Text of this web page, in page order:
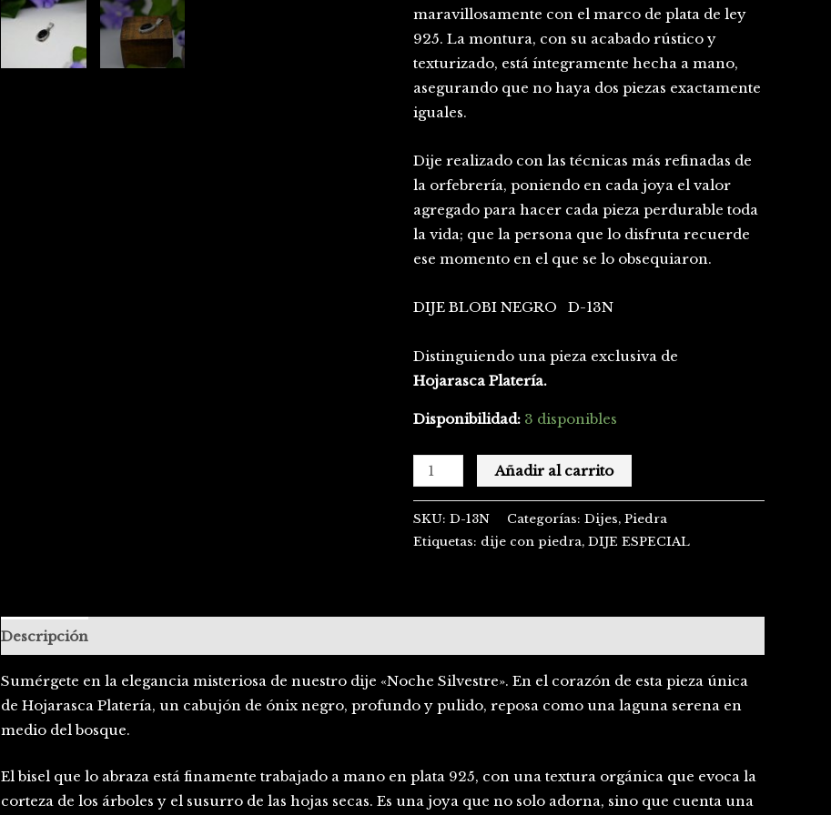
maravillosamente con el marco de plata de ley
925. La montura, con su acabado rústico y
texturizado, está íntegramente hecha a mano,
asegurando que no haya dos piezas exactamente
iguales.
Dije realizado con las técnicas más refinadas de
la orfebrería, poniendo en cada joya el valor
agregado para hacer cada pieza perdurable toda
la vida; que la persona que lo disfruta recuerde
ese momento en el que se lo obsequiaron.
DIJE BLOBI NEGRO D-13N
Distinguiendo una pieza exclusiva de
Hojarasca Platería.
Disponibilidad: 3 disponibles
Añadir al carrito
SKU:D-13N Categorías:Dijes,Piedra
Etiquetas: dije con piedra,DIJE ESPECIAL
Descripción
Sumérgete en la elegancia misteriosa de nuestro dije «Noche Silvestre». En el corazón de esta pieza única
de Hojarasca Platería, un cabujón de ónix negro, profundo y pulido, reposa como una laguna serena en
medio del bosque.
El bisel que lo abraza está finamente trabajado a mano en plata 925, con una textura orgánica que evoca la
corteza de los árboles y el susurro de las hojas secas. Es una joya que no solo adorna, sino que cuenta una